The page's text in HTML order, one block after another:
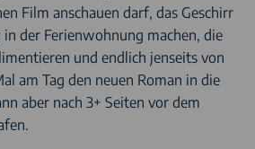
Film anschauen darf, das Geschirr
der Ferienwohnung machen, die
und endlich jenseits von
am Tag den neuen Roman in die
aber nach 3+ Seiten vor dem